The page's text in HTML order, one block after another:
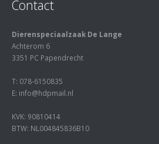
Contact
Dierenspeciaalzaak De Lange
Achterom 6
3351 PC Papendrecht
T: 078-6150835
E: info@hdpmail.nl
KVK: 90810414
BTW: NL004845836B10